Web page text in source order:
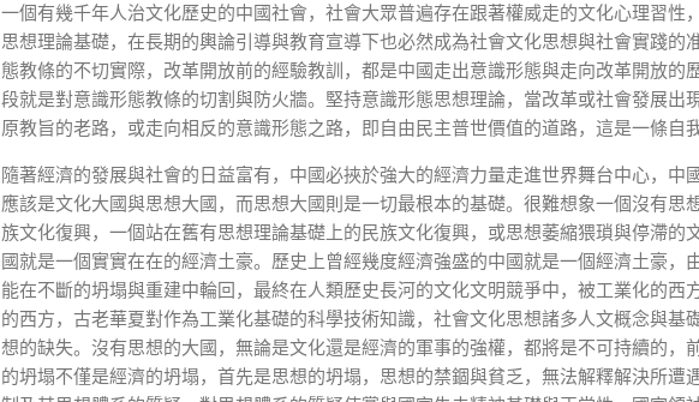
一個有幾千年人治文化歷史的中國社會，社會大眾普遍存在跟著權威走的文化心理習性
思想理論基礎，在長期的輿論引導與教育宣導下也必然成為社會文化思想與社會實踐的
態教條的不切實際，改革開放前的經驗教訓，都是中國走出意識形態與走向改革開放的
段就是對意識形態教條的切割與防火牆。堅持意識形態思想理論，當改革或社會發展出
原教旨的老路，或走向相反的意識形態之路，即自由民主普世價值的道路，這是一條自
隨著經濟的發展與社會的日益富有，中國必挾於強大的經濟力量走進世界舞台中心，中
應該是文化大國與思想大國，而思想大國則是一切最根本的基礎。很難想象一個沒有思
族文化復興，一個站在舊有思想理論基礎上的民族文化復興，或思想萎縮猥瑣與停滯的
國就是一個實實在在的經濟土豪。歷史上曾經幾度經濟強盛的中國就是一個經濟土豪，
能在不斷的坍塌與重建中輪回，最終在人類歷史長河的文化文明競爭中，被工業化的西
的西方，古老華夏對作為工業化基礎的科學技術知識，社會文化思想諸多人文概念與基
想的缺失。沒有思想的大國，無論是文化還是經濟的軍事的強權，都將是不可持續的，
的坍塌不僅是經濟的坍塌，首先是思想的坍塌，思想的禁錮與貧乏，無法解釋解決所遭